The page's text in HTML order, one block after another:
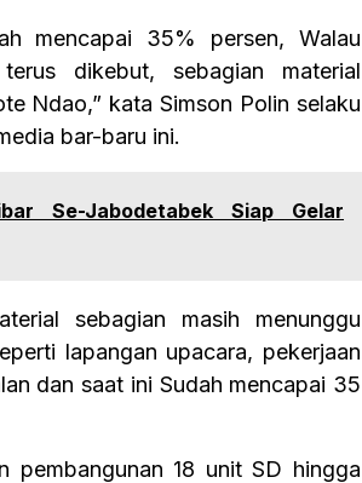
mencapai 35% persen, Walau
dikebut, sebagian material
Ndao,” kata Simson Polin selaku
bar-baru ini.
Se-Jabodetabek Siap Gelar
sebagian masih menunggu
lapangan upacara, pekerjaan
dan saat ini Sudah mencapai 35
pembangunan 18 unit SD hingga